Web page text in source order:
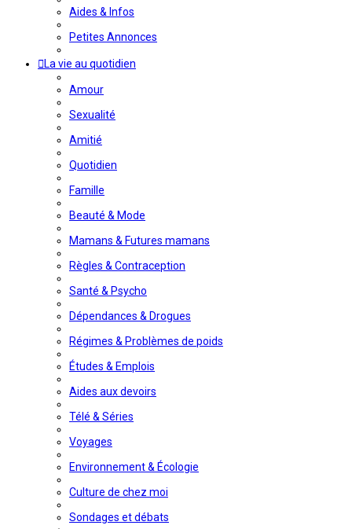
Aides & Infos
Petites Annonces
La vie au quotidien
Amour
Sexualité
Amitié
Quotidien
Famille
Beauté & Mode
Mamans & Futures mamans
Règles & Contraception
Santé & Psycho
Dépendances & Drogues
Régimes & Problèmes de poids
Études & Emplois
Aides aux devoirs
Télé & Séries
Voyages
Environnement & Écologie
Culture de chez moi
Sondages et débats